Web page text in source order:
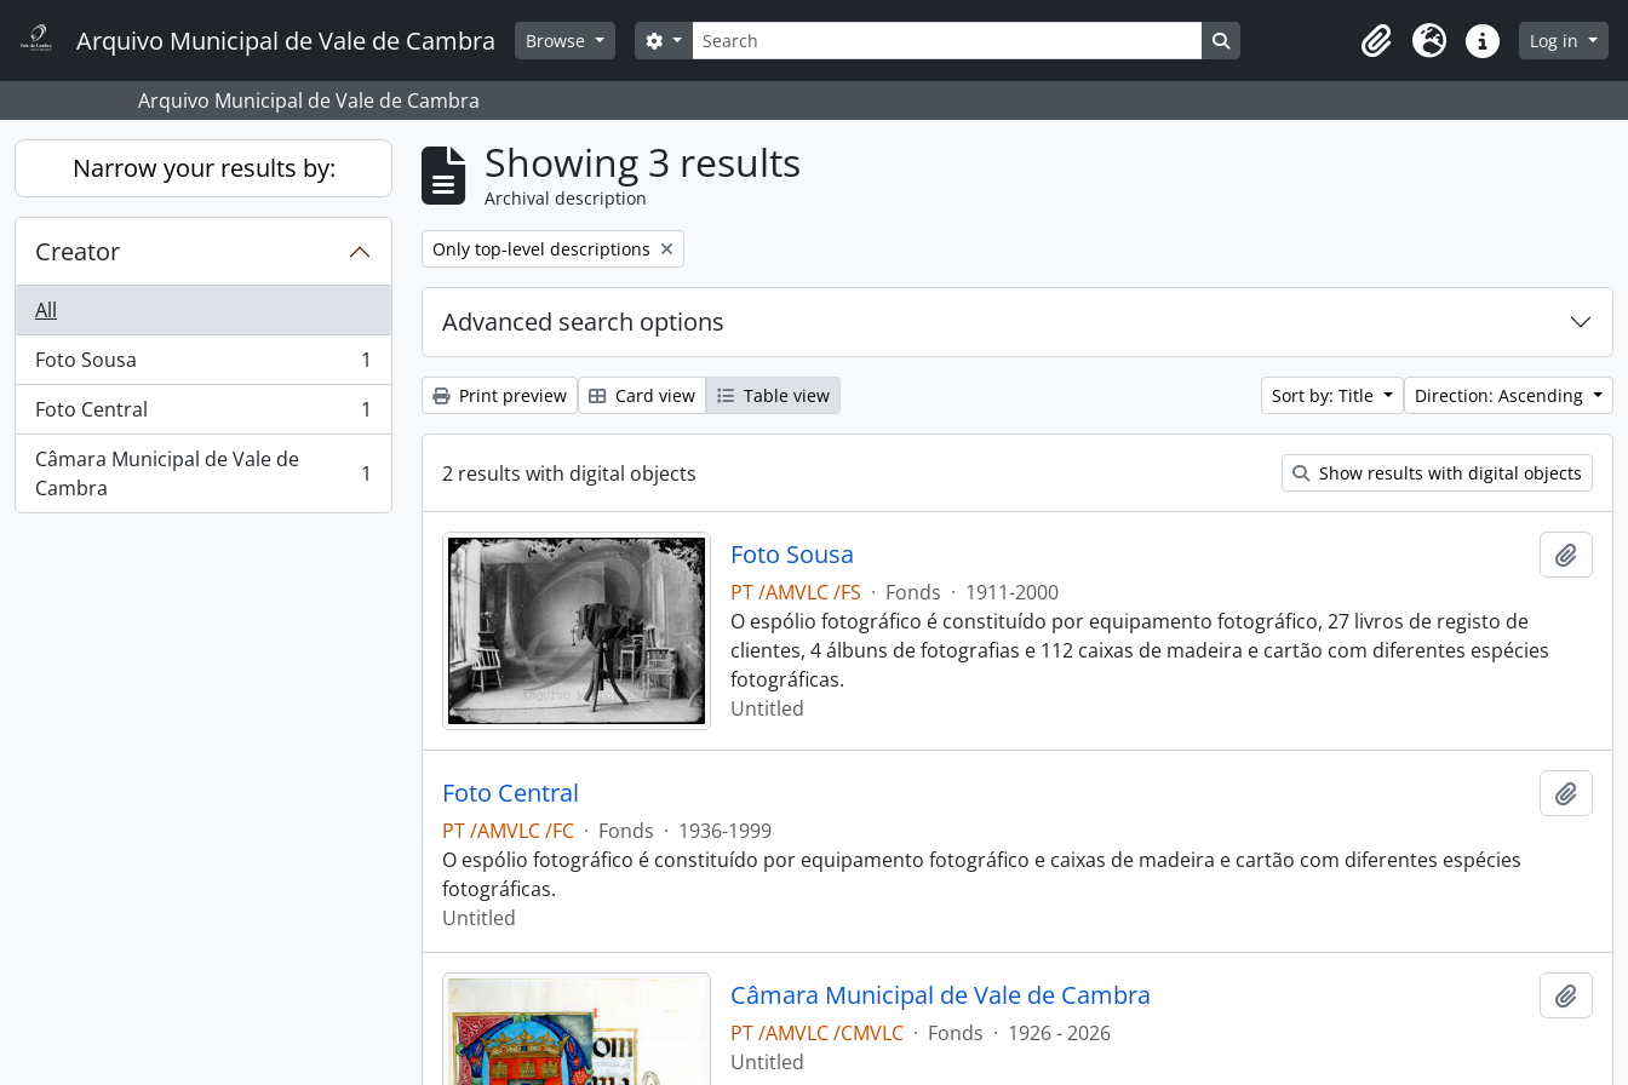
Arquivo Municipal de Vale de Cambra Browse Search
Search options Search in browse page
ClipboardLanguageQuick linksLog in
Arquivo Municipal de Vale de Cambra
Narrow your results by:
Creator
All
Foto Sousa
, 1 results
1
Foto Central
, 1 results
1
Câmara Municipal de Vale de
Cambra
, 1 results 1
Showing 3 results
Archival description
Remove filter:
Only top-level descriptions
Advanced search options
Print preview Card view Table view Sort by: Title Direction: Ascending
2 results with digital objects Show results with digital objects
Foto Sousa
PT /AMVLC /FS · Fonds · 1911-2000
O espólio fotográfico é constituído por equipamento fotográfico, 27 livros de registo de
clientes, 4 álbuns de fotografias e 112 caixas de madeira e cartão com diferentes espécies
fotográficas.
Untitled
Foto Central
PT /AMVLC /FC · Fonds · 1936-1999
O espólio fotográfico é constituído por equipamento fotográfico e caixas de madeira e cartão com diferentes espécies
fotográficas.
Untitled
Câmara Municipal de Vale de Cambra
PT /AMVLC /CMVLC · Fonds · 1926 - 2026
Untitled